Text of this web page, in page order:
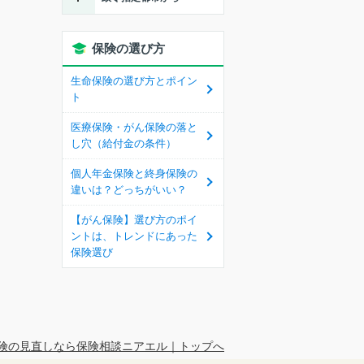
保険の選び方
生命保険の選び方とポイン
ト
医療保険・がん保険の落と
し穴（給付金の条件）
個人年金保険と終身保険の
違いは？どっちがいい？
【がん保険】選び方のポイ
ントは、トレンドにあった
保険選び
の見直しなら保険相談ニアエル｜トップへ